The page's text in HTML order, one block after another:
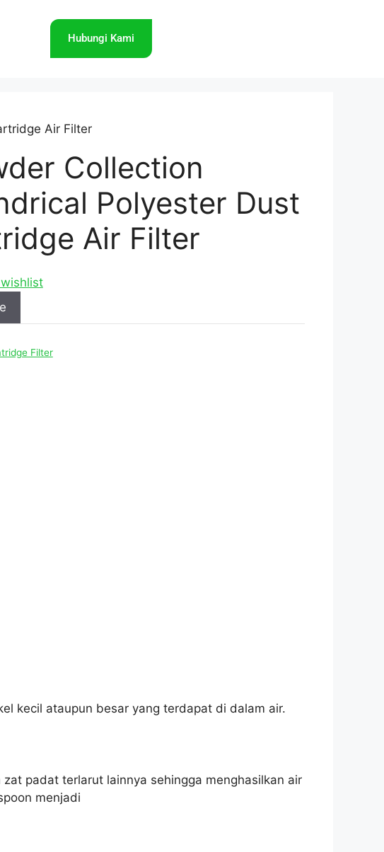
Hubungi Kami
Air Filter
Collection
Polyester Dust
Air Filter
Filter
kecil ataupun besar yang terdapat di dalam air.
padat terlarut lainnya sehingga menghasilkan air
menjadi